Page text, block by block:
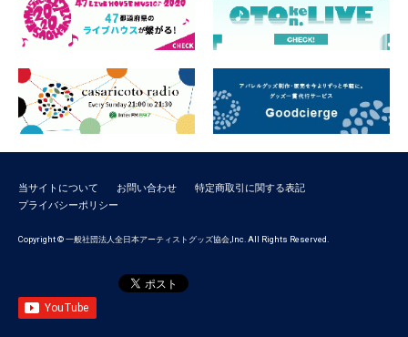
当サイトについて お問い合わせ
特定商取引に関する表記
プライバシーポリシー
Copyright © 一般社団法人全日本アーティストグッズ協会,Inc. All Rights Reserved.